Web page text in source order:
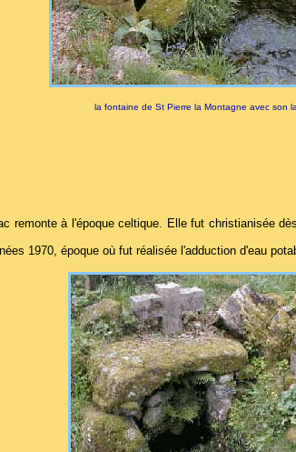
la fontaine de St Pierre la Montagne avec son
remonte à l'époque celtique. Elle fut christianisée
1970, époque où fut réalisée l'adduction d'eau